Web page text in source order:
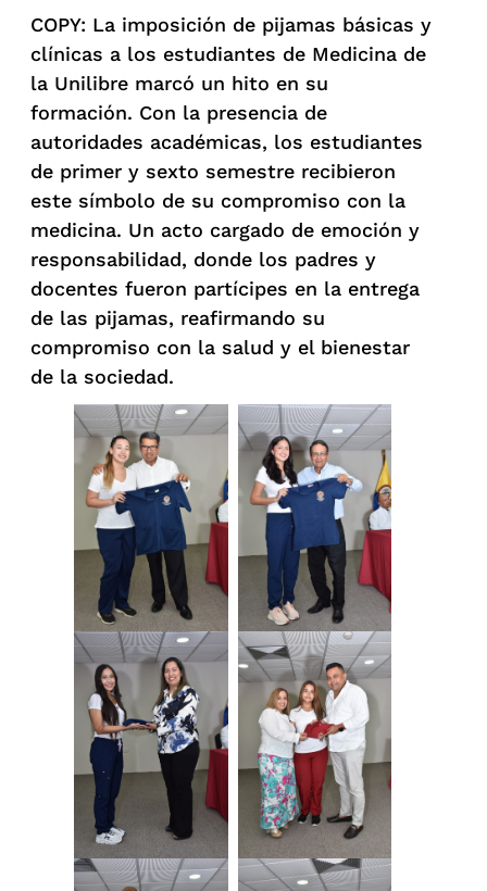
COPY: La imposición de pijamas básicas y
clínicas a los estudiantes de Medicina de
la Unilibre marcó un hito en su
formación. Con la presencia de
autoridades académicas, los estudiantes
de primer y sexto semestre recibieron
este símbolo de su compromiso con la
medicina. Un acto cargado de emoción y
responsabilidad, donde los padres y
docentes fueron partícipes en la entrega
de las pijamas, reafirmando su
compromiso con la salud y el bienestar
de la sociedad.